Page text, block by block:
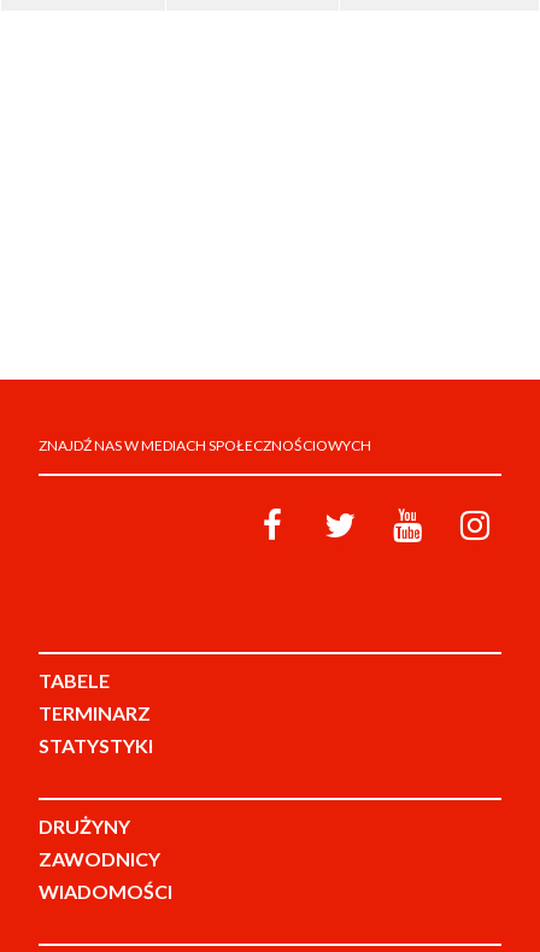
ZNAJDŹ NAS W MEDIACH SPOŁECZNOŚCIOWYCH
TABELE
TERMINARZ
STATYSTYKI
DRUŻYNY
ZAWODNICY
WIADOMOŚCI